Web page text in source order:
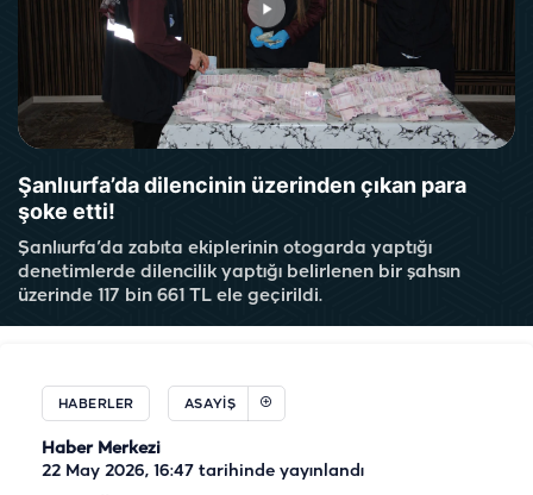
Şanlıurfa’da dilencinin üzerinden çıkan para
şoke etti!
Şanlıurfa’da zabıta ekiplerinin otogarda yaptığı
denetimlerde dilencilik yaptığı belirlenen bir şahsın
üzerinde 117 bin 661 TL ele geçirildi.
HABERLER ASAYIŞ
Haber Merkezi
22 May 2026, 16:47 tarihinde yayınlandı